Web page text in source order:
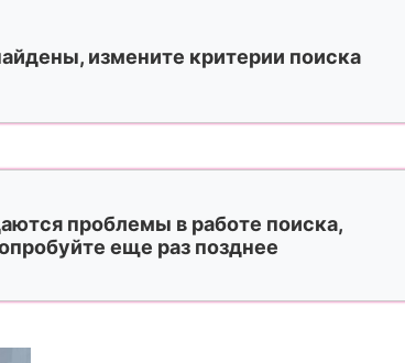
измените критерии поиска
проблемы в работе поиска,
еще раз позднее